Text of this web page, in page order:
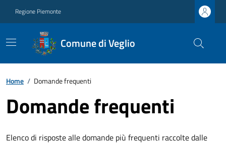
Regione Piemonte
Comune di Veglio
Home / Domande frequenti
Domande frequenti
Elenco di risposte alle domande più frequenti raccolte dalle